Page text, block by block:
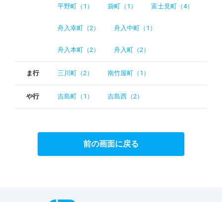
平野町（1） 袋町（1） 富士見町（4）
舟入幸町（2） 舟入中町（1）
舟入本町（2） 舟入町（2）
ま行 三川町（2） 南竹屋町（1）
や行 吉島町（1） 吉島西（2）
前の画面に戻る